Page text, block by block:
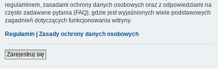
regulaminem, zasadami ochrony danych osobowych oraz z odpowiedziami na
często zadawane pytania (FAQ), gdzie jest wyjaśnionych wiele podstawowych
zagadnień dotyczących funkcjonowania witryny.
Regulamin | Zasady ochrony danych osobowych
Zarejestruj się